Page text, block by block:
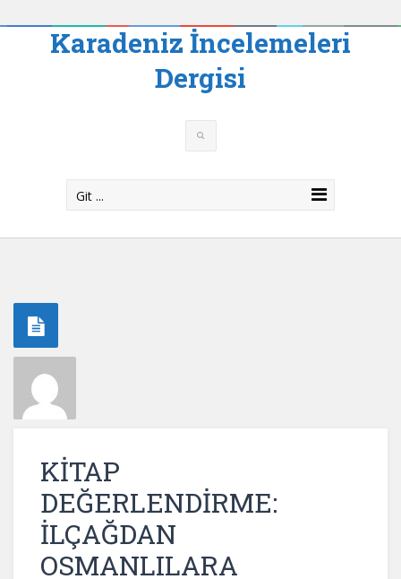
Karadeniz İncelemeleri
Dergisi
Git ...
KİTAP
DEĞERLENDİRME:
İLÇAĞDAN
OSMANLILARA